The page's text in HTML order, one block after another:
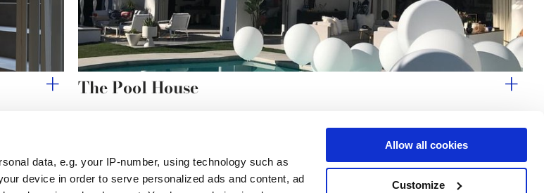
data, e.g. your IP-number, using technology such as
device in order to serve personalized ads and content, ad
Allow all cookies
Customize
The Pool House
Link utili Area legale